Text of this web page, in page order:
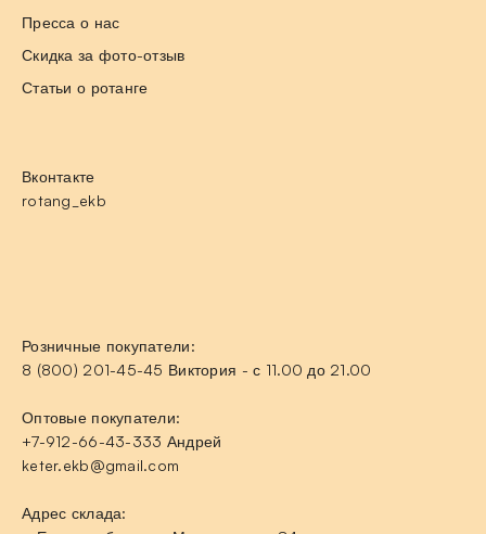
Пресса о нас
Скидка за фото-отзыв
Статьи о ротанге
Вконтакте
rotang_ekb
Розничные покупатели:
8 (800) 201-45-45 Виктория - с 11.00 до 21.00
Оптовые покупатели:
+7-912-66-43-333 Андрей
keter.ekb@gmail.com
Адрес склада: